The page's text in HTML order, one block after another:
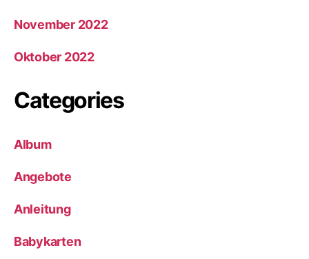
November 2022
Oktober 2022
Categories
Album
Angebote
Anleitung
Babykarten